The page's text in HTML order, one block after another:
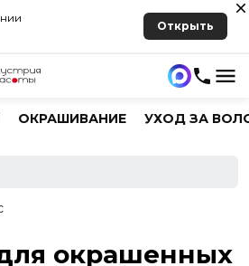
Открыть
ОКРАШИВАНИЕ УХОД ЗА
окрашенных